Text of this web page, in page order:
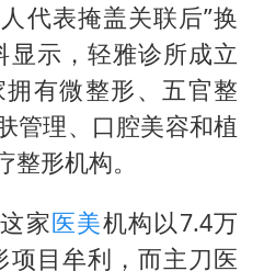
代表掩盖关联后”换
显示，轻雅诊所成立
有微整形、五官整
管理、口腔美容和植
形机构。
家医美机构以7.4万
目牟利，而主刀医